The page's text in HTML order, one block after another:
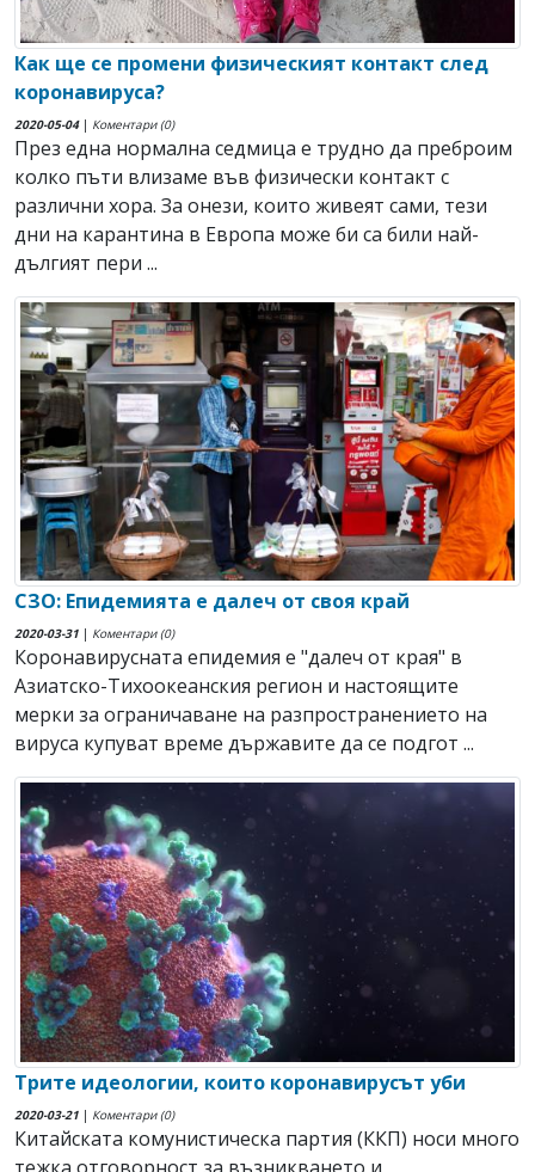
Как ще се промени физическият контакт след
коронавируса?
2020-05-04| Коментари (0)
През една нормална седмица е трудно да преброим
колко пъти влизаме във физически контакт с
различни хора. За онези, които живеят сами, тези
дни на карантина в Европа може би са били най-
дългият пери ...
СЗО: Епидемията е далеч от своя край
2020-03-31 | Коментари (0)
Коронавирусната епидемия е "далеч от края" в
Азиатско-Тихоокеанския регион и настоящите
мерки за ограничаване на разпространението на
вируса купуват време държавите да се подгот ...
Трите идеологии, които коронавирусът уби
2020-03-21 | Коментари (0)
Китайската комунистическа партия (ККП) носи много
тежка отговорност за възникването и